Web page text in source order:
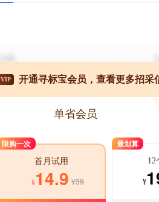
VIP 开通寻标宝会员，查看更多招采
单省会员
限购一次
首月试用
¥14.9 ¥39
最划算
12
¥